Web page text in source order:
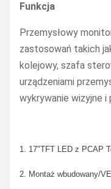
Funkcja
Przemysłowy
zastosowań takich
kolejowy, szafa
urządzeniami
wykrywanie wizyjne i
1. 17"TFT LED z PCAP
2. Montaż wbudowany/